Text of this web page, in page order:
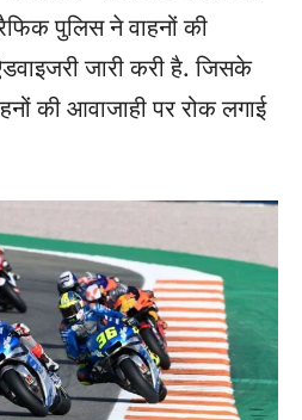
पुलिस ने वाहनों की
जारी करी है. जिसके
की आवाजाही पर रोक लगाई